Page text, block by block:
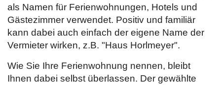
als Namen für Ferienwohnungen, Hotels und
Gästezimmer verwendet. Positiv und familiär
kann dabei auch einfach der eigene Name der
Vermieter wirken, z.B. "Haus Horlmeyer".
Wie Sie Ihre Ferienwohnung nennen, bleibt
Ihnen dabei selbst überlassen. Der gewählte